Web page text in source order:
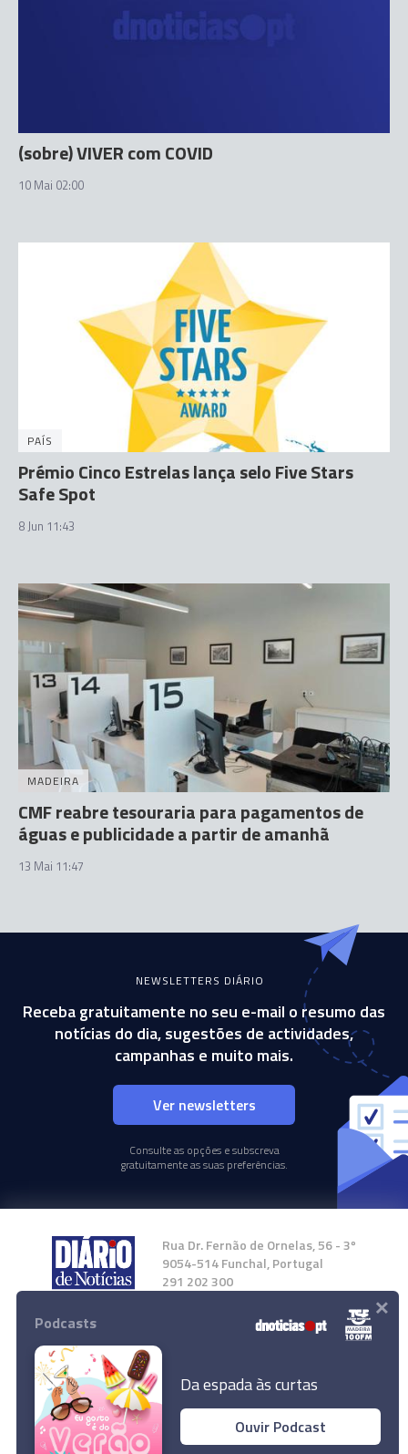
(sobre) VIVER com COVID
10 Mai 02:00
PAÍS
Prémio Cinco Estrelas lança selo Five Stars
Safe Spot
8 Jun 11:43
MADEIRA
CMF reabre tesouraria para pagamentos de
águas e publicidade a partir de amanhã
13 Mai 11:47
NEWSLETTERS DIÁRIO
Receba gratuitamente no seu e-mail o resumo das
notícias do dia, sugestões de actividades,
campanhas e muito mais.
Ver newsletters
Consulte as opções e subscreva
gratuitamente as suas preferências.
Rua Dr. Fernão de Ornelas, 56 - 3º
9054-514 Funchal, Portugal
291 202 300
Instale a nossa App
© 2024 Empresa Diário de Notícias, Lda.
Podcasts
Da espada às curtas
Ouvir Podcast
×